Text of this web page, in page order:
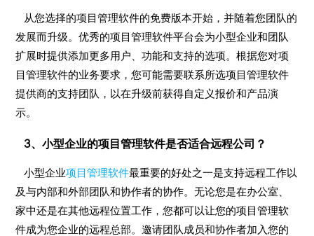
从您选择的项目管理软件的免费版本开始，并随着您团队的
发展而升级。优秀的项目管理软件平台会为小型企业和团队
扩展时提供添加更多用户、功能和支持的选项。根据您对项
目管理软件的业务要求，您可能需要联系所选项目管理软件
提供商的支持团队，以在升级前获得自定义报价和产品演
示。
3、小型企业的项目管理软件是否适合远程公司？
小型企业项目管理软件最重要的好处之一是支持远程工作以
及与内部和外部团队和协作者的协作。无论您是在办公室、
家中还是在其他远程位置工作，您都可以让您的项目管理软
件成为您企业的远程总部。邀请团队成员和协作者加入您的